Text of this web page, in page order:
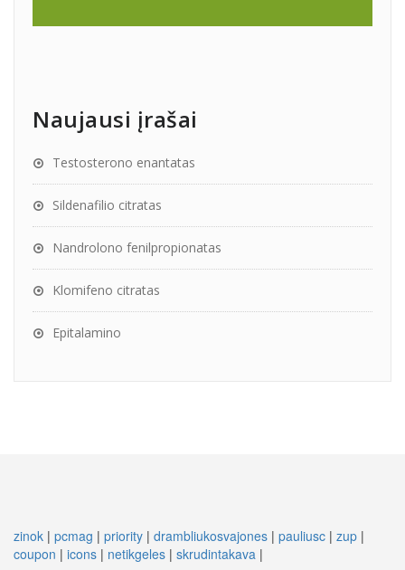
Naujausi įrašai
Testosterono enantatas
Sildenafilio citratas
Nandrolono fenilpropionatas
Klomifeno citratas
Epitalamino
zinok | pcmag | priority | drambliukosvajones | pauliusc | zup |
coupon | icons | netikgeles | skrudintakava |